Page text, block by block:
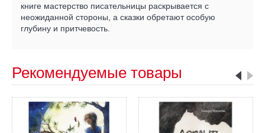
книге мастерство писательницы раскрывается с
неожиданной стороны, а сказки обретают особую
глубину и притчевость.
Рекомендуемые товары